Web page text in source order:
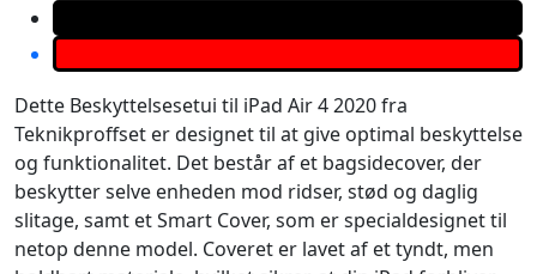
Dette Beskyttelsesetui til iPad Air 4 2020 fra
Teknikproffset er designet til at give optimal beskyttelse
og funktionalitet. Det består af et bagsidecover, der
beskytter selve enheden mod ridser, stød og daglig
slitage, samt et Smart Cover, som er specialdesignet til
netop denne model. Coveret er lavet af et tyndt, men